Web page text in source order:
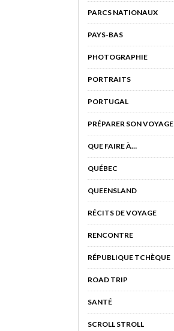
PARCS NATIONAUX
PAYS-BAS
PHOTOGRAPHIE
PORTRAITS
PORTUGAL
PRÉPARER SON VOYAGE
QUE FAIRE À…
QUÉBEC
QUEENSLAND
RÉCITS DE VOYAGE
RENCONTRE
RÉPUBLIQUE TCHÈQUE
ROAD TRIP
SANTÉ
SCROLL STROLL